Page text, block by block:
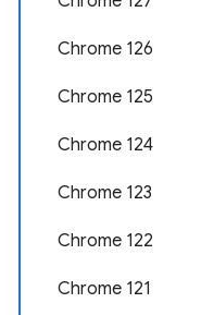
Chrome 126
Chrome 125
Chrome 124
Chrome 123
Chrome 122
Chrome 121